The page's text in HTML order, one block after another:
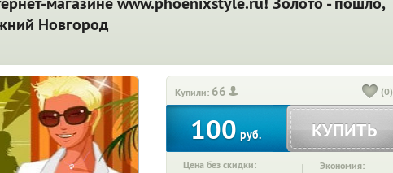
Новгород
Купили: 66 (0)
100 руб. КУПИТЬ
Цена без скидки: Экономия: